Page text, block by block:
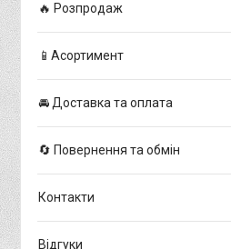
🔥 Розпродаж
📱Асортимент
🚘 Доставка та оплата
🔄 Повернення та обмін
Контакти
Відгуки